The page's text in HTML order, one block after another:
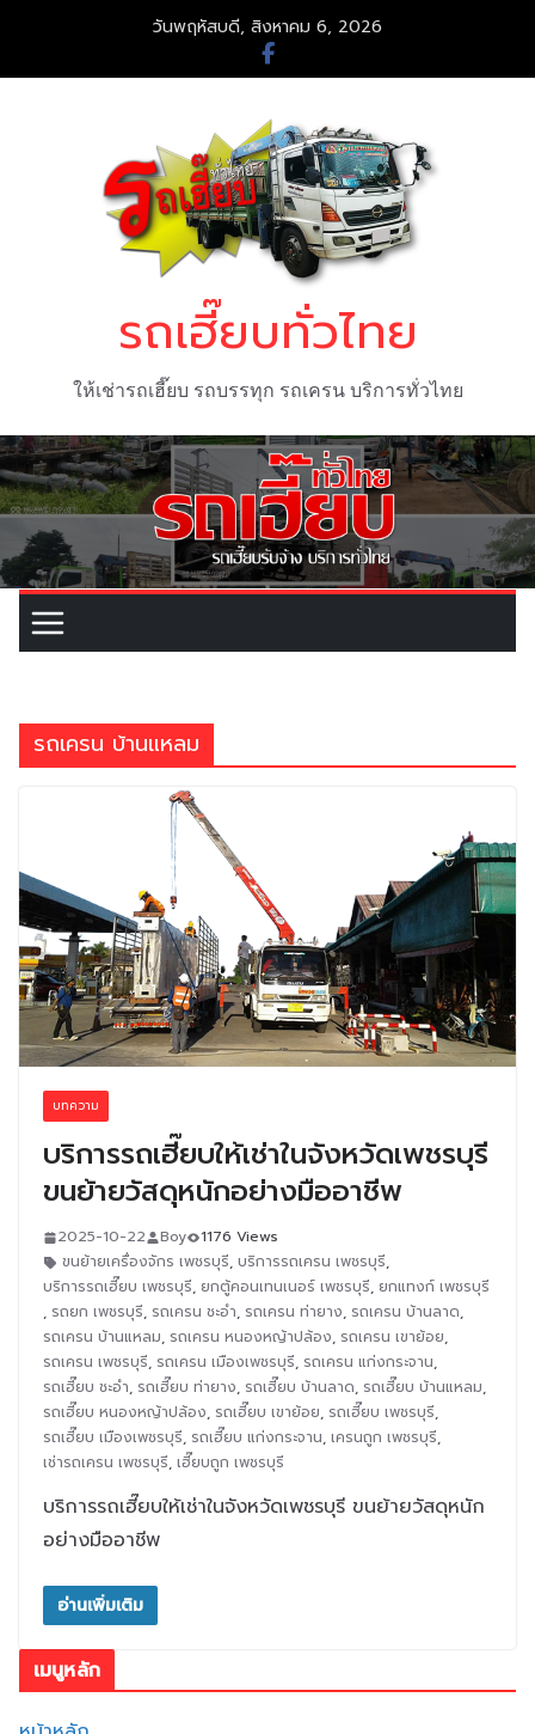
content
วันพฤหัสบดี, สิงหาคม 6, 2026
รถเฮี๊ยบทั่วไทย
ให้เช่ารถเฮี๊ยบ รถบรรทุก รถเครน บริการทั่วไทย
รถเครน บ้านแหลม
บทความ
บริการรถเฮี๊ยบให้เช่าในจังหวัดเพชรบุรี
ขนย้ายวัสดุหนักอย่างมืออาชีพ
2025-10-22 Boy
1176 Views
ขนย้ายเครื่องจักร เพชรบุรี, บริการรถเครน เพชรบุรี,
บริการรถเฮี๊ยบ เพชรบุรี, ยกตู้คอนเทนเนอร์ เพชรบุรี, ยกแทงก์ เพชรบุรี
, รถยก เพชรบุรี, รถเครน ชะอำ, รถเครน ท่ายาง, รถเครน บ้านลาด,
รถเครน บ้านแหลม, รถเครน หนองหญ้าปล้อง, รถเครน เขาย้อย,
รถเครน เพชรบุรี, รถเครน เมืองเพชรบุรี, รถเครน แก่งกระจาน,
รถเฮี๊ยบ ชะอำ, รถเฮี๊ยบ ท่ายาง, รถเฮี๊ยบ บ้านลาด, รถเฮี๊ยบ บ้านแหลม,
รถเฮี๊ยบ หนองหญ้าปล้อง, รถเฮี๊ยบ เขาย้อย, รถเฮี๊ยบ เพชรบุรี,
รถเฮี๊ยบ เมืองเพชรบุรี, รถเฮี๊ยบ แก่งกระจาน, เครนถูก เพชรบุรี,
เช่ารถเครน เพชรบุรี, เฮี๊ยบถูก เพชรบุรี
บริการรถเฮี๊ยบให้เช่าในจังหวัดเพชรบุรี ขนย้ายวัสดุหนัก
อย่างมืออาชีพ
อ่านเพิ่มเติม
เมนูหลัก